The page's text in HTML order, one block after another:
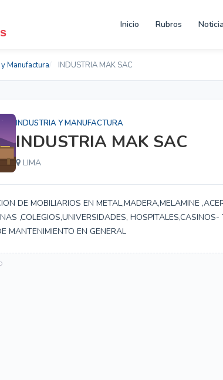
Inicio Rubros
Manufactura INDUSTRIA MAK SAC
INDUSTRIA Y MANUFACTURA
INDUSTRIA MAK SAC
LIMA
DE MOBILIARIOS EN METAL,MADERA,MELAMINE
,COLEGIOS,UNIVERSIDADES,
MANTENIMIENTO EN GENERAL